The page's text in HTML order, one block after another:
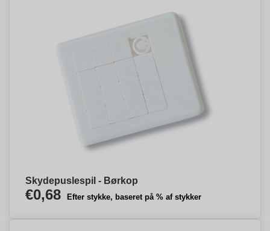
Skydepuslespil - Børkop
€0,68 Efter stykke, baseret på % af stykker